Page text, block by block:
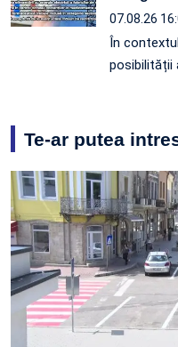
07.08.26
În
posibilității
Te-ar putea